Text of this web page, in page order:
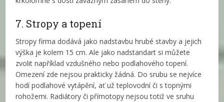
7. Stropy a topení
Stropy firma dodává jako nadstavbu hrubé stavby a jejich
výška je kolem 15 cm. Ale jako nadstandart si můžete
zvolit například vzdušného nebo podlahového topení.
Omezení zde nejsou prakticky žádná. Do srubu se nejvíce
hodí podlahové vytápění, ať už teplovodní či s topnými
rohožemi. Radiátory či přímotopy nejsou totiž ve sruhu